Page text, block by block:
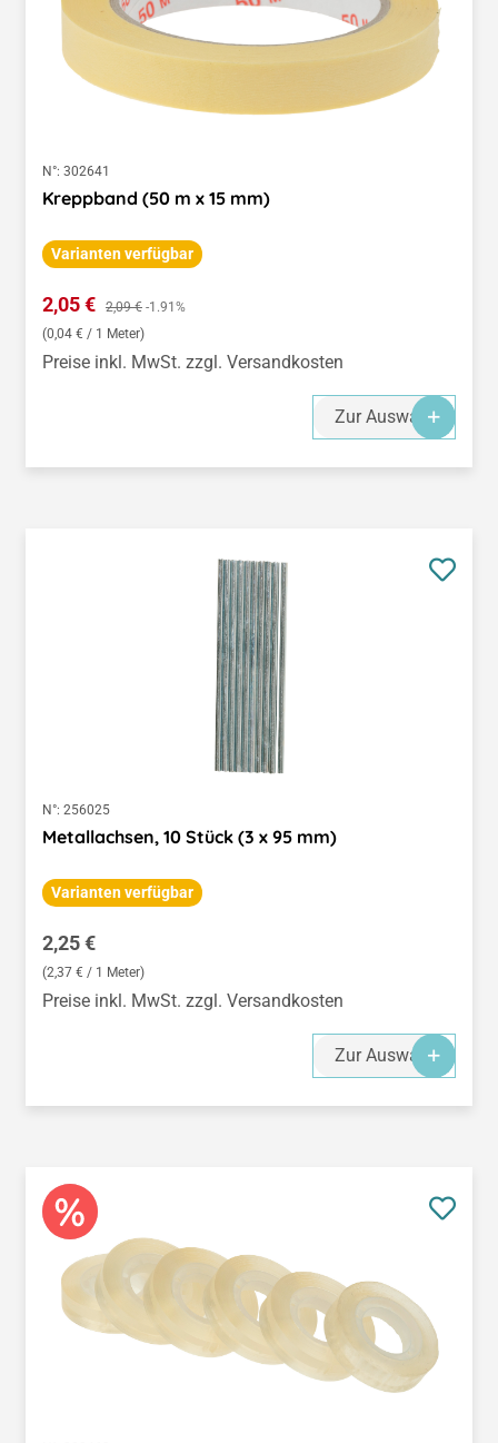
N°: 302641
Kreppband (50 m x 15 mm)
Varianten verfügbar
Verkaufspreis:
2,05 € Regulärer Preis:
2,09 € -1.91%
(0,04 € / 1 Meter)
Preise inkl. MwSt. zzgl. Versandkosten
Zur Auswahl
N°: 256025
Metallachsen, 10 Stück (3 x 95 mm)
Varianten verfügbar
Regulärer Preis:
2,25 €
(2,37 € / 1 Meter)
Preise inkl. MwSt. zzgl. Versandkosten
Zur Auswahl